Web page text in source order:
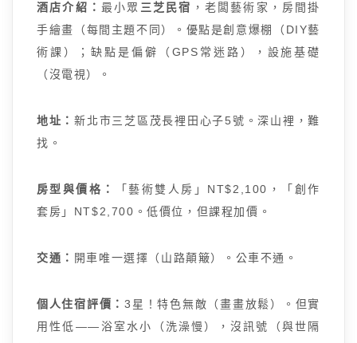
酒店介紹：最小眾 三芝民宿 ，老闆藝術家，房間掛
手繪畫（每間主題不同）。優點是創意爆棚（DIY藝
術課）；缺點是偏僻（GPS常迷路），設施基礎
（沒電視）。
地址：新北市三芝區茂長裡田心子5號。深山裡，難
找。
房型與價格：
「藝術雙人房」NT$2,100，「創作
套房」NT$2,700。低價位，但課程加價。
交通： 開車唯一選擇（山路顛簸）。公車不通。
個人住宿評價：3星！特色無敵（畫畫放鬆）。但實
用性低——浴室水小（洗澡慢），沒訊號（與世隔